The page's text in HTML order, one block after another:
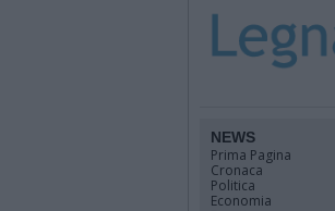
NEWS
Prima Pagina
Cronaca
Politica
Economia